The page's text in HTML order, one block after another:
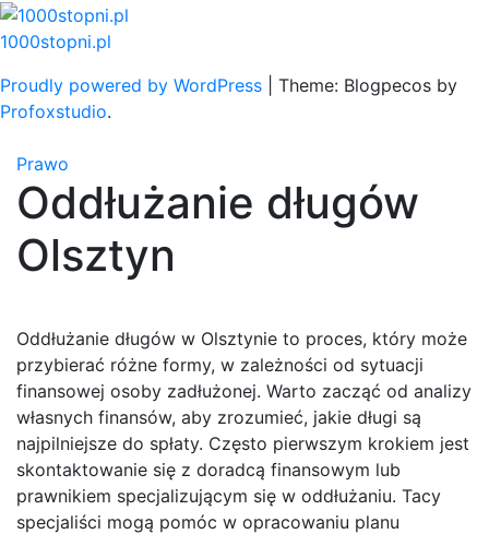
Skip
to
1000stopni.pl
Proudly powered by WordPress
Theme: Blogpecos by
Profoxstudio.
Prawo
Oddłużanie długów
Olsztyn
Oddłużanie długów w Olsztynie to proces, który może
przybierać różne formy, w zależności od sytuacji
finansowej osoby zadłużonej. Warto zacząć od analizy
własnych finansów, aby zrozumieć, jakie długi są
najpilniejsze do spłaty. Często pierwszym krokiem jest
skontaktowanie się z doradcą finansowym lub
prawnikiem specjalizującym się w oddłużaniu. Tacy
specjaliści mogą pomóc w opracowaniu planu